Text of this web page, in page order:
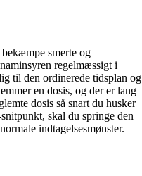
smerte og
regelmæssigt i
til den ordinerede tidsplan og
en dosis, og der er lang
dosis så snart du husker
skal du springe den
indtagelsesmønster.